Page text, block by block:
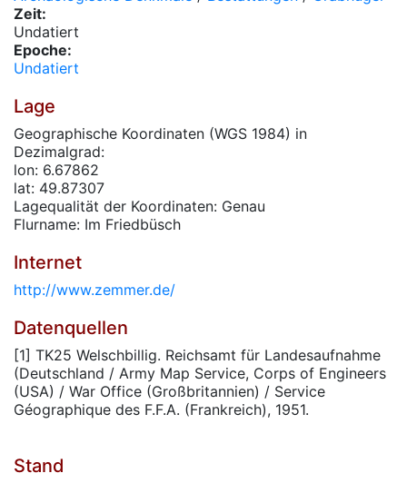
Zeit:
Undatiert
Epoche:
Undatiert
Lage
Geographische Koordinaten (WGS 1984) in
Dezimalgrad:
lon: 6.67862
lat: 49.87307
Lagequalität der Koordinaten: Genau
Flurname: Im Friedbüsch
Internet
http://www.zemmer.de/
Datenquellen
[1] TK25 Welschbillig. Reichsamt für Landesaufnahme
(Deutschland / Army Map Service, Corps of Engineers
(USA) / War Office (Großbritannien) / Service
Géographique des F.F.A. (Frankreich), 1951.
Stand